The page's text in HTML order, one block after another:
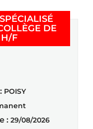
DE
H/F(Nouvelle
POISY
: 29/08/2026